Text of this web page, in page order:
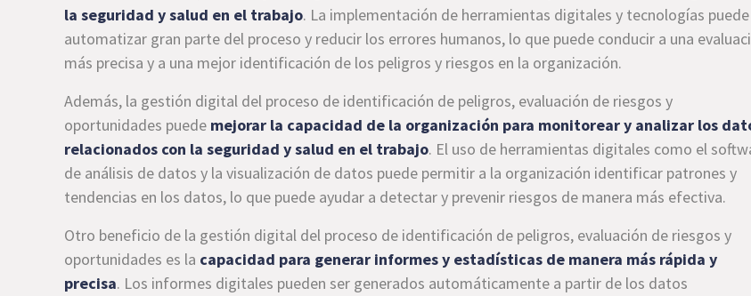
la seguridad y salud en el trabajo. La implementación de herramientas digitales y tecnologías puede
automatizar gran parte del proceso y reducir los errores humanos, lo que puede conducir a una
más precisa y a una mejor identificación de los peligros y riesgos en la organización.
Además, la gestión digital del proceso de identificación de peligros, evaluación de riesgos y
oportunidades puede mejorar la capacidad de la organización para monitorear y analizar los
relacionados con la seguridad y salud en el trabajo. El uso de herramientas digitales como el
de análisis de datos y la visualización de datos puede permitir a la organización identificar patrones y
tendencias en los datos, lo que puede ayudar a detectar y prevenir riesgos de manera más efectiva.
Otro beneficio de la gestión digital del proceso de identificación de peligros, evaluación de riesgos y
oportunidades es la capacidad para generar informes y estadísticas de manera más rápida y
precisa. Los informes digitales pueden ser generados automáticamente a partir de los datos